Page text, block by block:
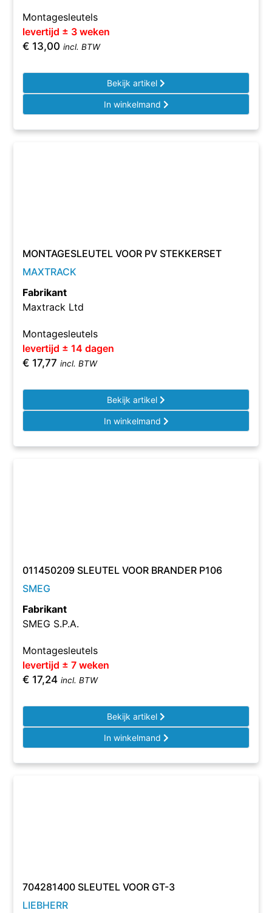
Montagesleutels
levertijd ± 3 weken
€ 13,00 incl. BTW
Bekijk artikel
In winkelmand
MONTAGESLEUTEL VOOR PV STEKKERSET
MAXTRACK
Fabrikant
Maxtrack Ltd
Montagesleutels
levertijd ± 14 dagen
€ 17,77 incl. BTW
Bekijk artikel
In winkelmand
011450209 SLEUTEL VOOR BRANDER P106
SMEG
Fabrikant
SMEG S.P.A.
Montagesleutels
levertijd ± 7 weken
€ 17,24 incl. BTW
Bekijk artikel
In winkelmand
704281400 SLEUTEL VOOR GT-3
LIEBHERR